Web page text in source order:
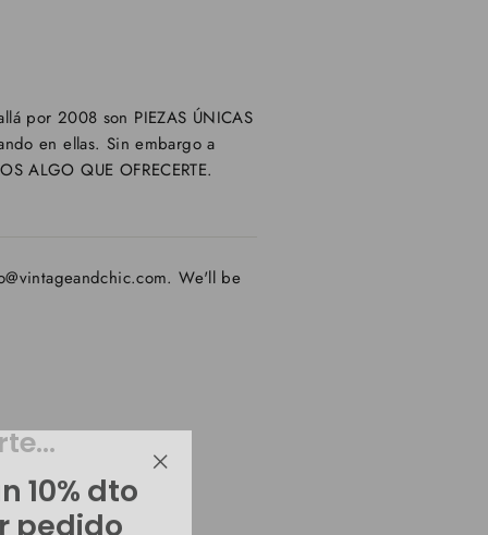
10% dto
pedido
"Cerrar
por 2008 son PIEZAS ÚNICAS
en ellas. Sin embargo a
ALGO QUE OFRECERTE.
We'll be